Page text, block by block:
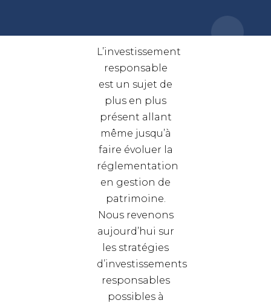
L’investissement
responsable
est un sujet de
plus en plus
présent allant
même jusqu’à
faire évoluer la
réglementation
en gestion de
patrimoine.
Nous revenons
aujourd’hui sur
les stratégies
d’investissements
responsables
possibles à